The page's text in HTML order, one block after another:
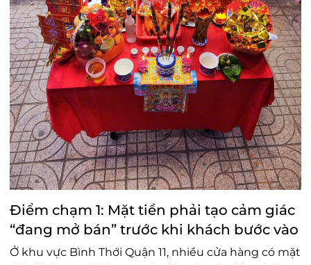
Điểm chạm 1: Mặt tiền phải tạo cảm giác
“đang mở bán” trước khi khách bước vào
Ở khu vực Bình Thới Quận 11, nhiều cửa hàng có mặt